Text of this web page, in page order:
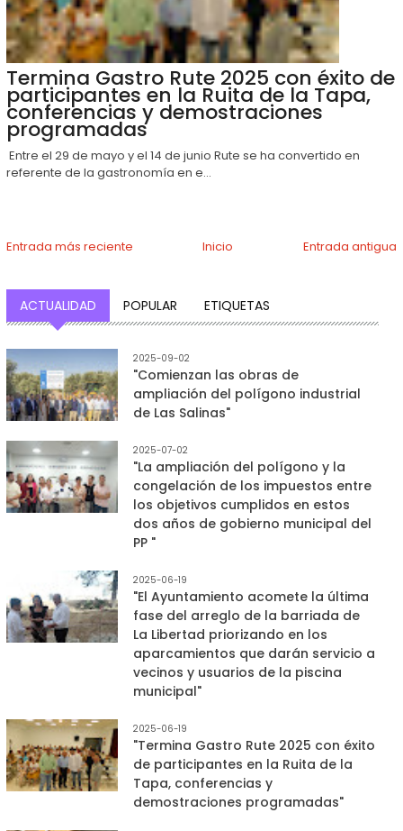
Termina Gastro Rute 2025 con éxito de
participantes en la Ruita de la Tapa,
conferencias y demostraciones
programadas
Entre el 29 de mayo y el 14 de junio Rute se ha convertido en
referente de la gastronomía en e...
Entrada más reciente Entrada antigua
Inicio
ACTUALIDAD POPULAR ETIQUETAS
2025-09-02
"Comienzan las obras de
ampliación del polígono industrial
de Las Salinas"
2025-07-02
"La ampliación del polígono y la
congelación de los impuestos entre
los objetivos cumplidos en estos
dos años de gobierno municipal del
PP "
2025-06-19
"El Ayuntamiento acomete la última
fase del arreglo de la barriada de
La Libertad priorizando en los
aparcamientos que darán servicio a
vecinos y usuarios de la piscina
municipal"
2025-06-19
"Termina Gastro Rute 2025 con éxito
de participantes en la Ruita de la
Tapa, conferencias y
demostraciones programadas"